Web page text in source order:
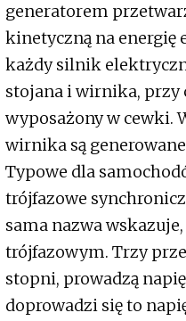
generatorem
kinetyczną na energię
każdy silnik
stojana i wirnika, przy
wyposażony w cewki.
wirnika są
Typowe dla
trójfazowe
sama nazwa
trójfazowym. Trzy
stopni, prowadzą
doprowadzi się to